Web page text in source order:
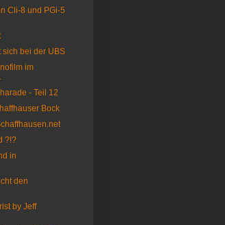
Cli-8 und PGi-5
bei der UBS
im
- Teil 12
Bock
?!?
in
den
by Jeff